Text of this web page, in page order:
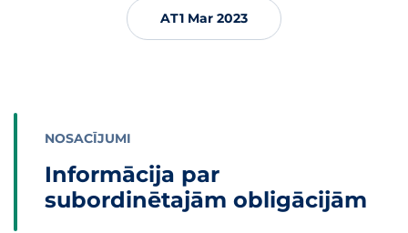
AT1 Mar 2023
NOSACĪJUMI
Informācija par
subordinētajām obligācijām